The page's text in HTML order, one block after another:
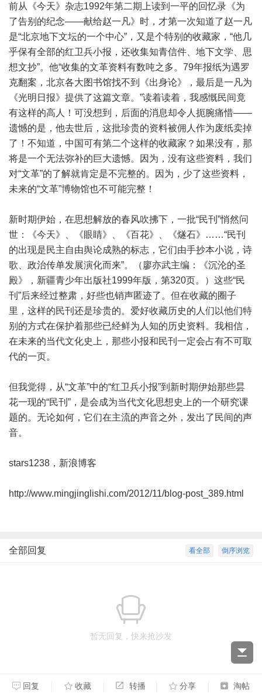
前从《今天》杂志1992年第二期上读到一平的回忆录《为
了告别的纪念——献给赵一凡》时，才第一次知道了赵一凡
是“北京地下文坛的一个中心”，又是个特别的收藏家，“他几
乎保有全部的红卫兵小报，还收集知青信件、地下文学、思
想文抄”。他“收集的文革资料有数吨之多。79年报纸为遇罗
克翻案，北京各大图书馆找不到《出身论》，最后是一凡为
《光明日报》提供了这篇文章。”读着读着，我感慨民间竟
有这样的高人！可没想到，后面的消息却令人扼腕痛惜——
遗憾的是，他去世后，这批珍贵的资料被佣人作为废纸卖掉
了！不知道，中国可有第二个这样的收藏家？如果没有，那
将是一个无法弥补的巨大遗憾。因为，没有这些资料，我们
对“文革”的了解就肯定是不完整的。因为，少了这些资料，
未来的“文革”博物馆也不可能完整！
新时期伊始，在思想解放的春风吹拂下，一批“民刊”悄然问
世：《今天》、《眼睛》、《百花》、《燧石》……“民刊
的出现是民主自由舆论成熟的标志，它们由手抄本小说，诗
歌、政治传单发展演化而来”。（廖亦武主编：《沉沦的圣
殿》，新疆青少年出版社1999年版，第320页。）这些“民
刊”后来经过整肃，好些也销声匿迹了。但在收藏的圈子
里，这样的民刊还是珍贵的。爱好收藏历史的人们以他们特
别的方式在保护着那些已经鲜为人知的历史资料。我相信，
在未来的当代文化史上，那些小报和民刊一定会占有不可取
代的一页。
但我觉得，从“文革”中的“红卫兵小报”到新时期伊始那些昙
花一现的“民刊”，是会成为当代文化思想史上的一个研究课
题的。无论如何，它们在主流的声音之外，发出了民间的声
音。
stars1238，新浪博客
http://www.mingjinglishi.com/2012/11/blog-post_389.html
倒序浏览
看全部
全部回复
暂无回复，快来抢沙发
回复 收藏 转播 分享 淘帖